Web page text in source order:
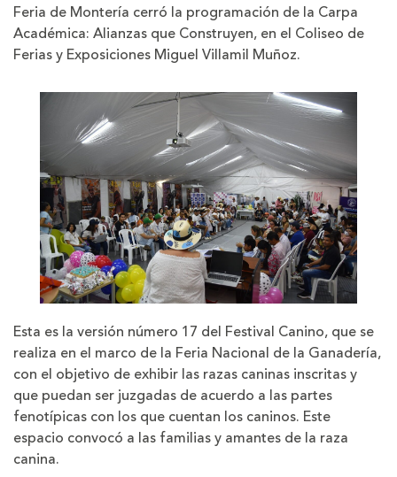
Feria de Montería cerró la programación de la Carpa
Académica: Alianzas que Construyen, en el Coliseo de
Ferias y Exposiciones Miguel Villamil Muñoz.
Esta es la versión número 17 del Festival Canino, que se
realiza en el marco de la Feria Nacional de la Ganadería,
con el objetivo de exhibir las razas caninas inscritas y
que puedan ser juzgadas de acuerdo a las partes
fenotípicas con los que cuentan los caninos. Este
espacio convocó a las familias y amantes de la raza
canina.